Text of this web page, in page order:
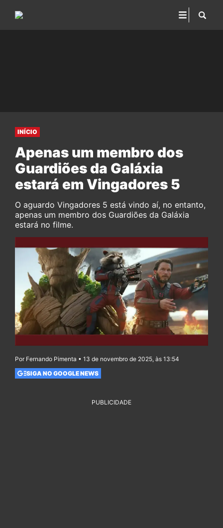
INÍCIO
Apenas um membro dos
Guardiões da Galáxia
estará em Vingadores 5
O aguardo Vingadores 5 está vindo aí, no entanto,
apenas um membro dos Guardiões da Galáxia
estará no filme.
Por Fernando Pimenta • 13 de novembro de 2025, às 13:54
SIGA NO GOOGLE NEWS
PUBLICIDADE